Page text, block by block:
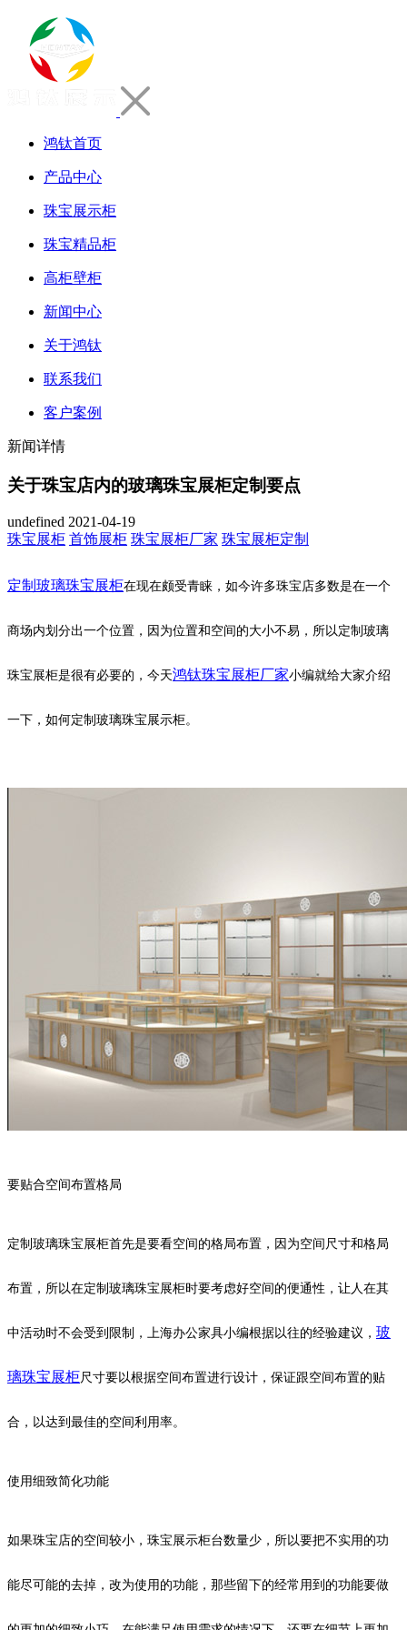
鸿钛首页
产品中心
珠宝展示柜
珠宝精品柜
高柜壁柜
新闻中心
关于鸿钛
联系我们
客户案例
新闻详情
关于珠宝店内的玻璃珠宝展柜定制要点
undefined 2021-04-19
珠宝展柜 首饰展柜 珠宝展柜厂家 珠宝展柜定制
定制玻璃珠宝展柜在现在颇受青睐，如今许多珠宝店多数是在一个
商场内划分出一个位置，因为位置和空间的大小不易，所以定制玻璃
珠宝展柜是很有必要的， 今天鸿钛珠宝展柜厂家小编就给大家介绍
一下，如何定制玻璃珠宝展示柜。
要贴合空间布置格局
定制玻璃珠宝展柜首先是要看空间的格局布置，因为空间尺寸和格局
布置，所以在定制玻璃珠宝展柜时要考虑好空间的便通性， 让人在其
中活动时不会受到限制，上海办公家具小编根据以往的经验建议， 玻
璃珠宝展柜尺寸要以根据空间布置进行设计，保证跟空间布置的贴
合，以达到最佳的空间利用率。
使用细致简化功能
如果珠宝店的空间较小，珠宝展示柜台数量少，所以要把不实用的功
能尽可能的去掉，改为使用的功能，那些留下的经常用到的功能要做